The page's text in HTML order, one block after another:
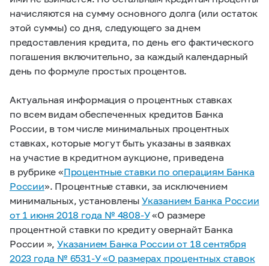
начисляются на сумму основного долга (или остаток
этой суммы) со дня, следующего за днем
предоставления кредита, по день его фактического
погашения включительно, за каждый календарный
день по формуле простых процентов.
Актуальная информация о процентных ставках
по всем видам обеспеченных кредитов Банка
России, в том числе минимальных процентных
ставках, которые могут быть указаны в заявках
на участие в кредитном аукционе, приведена
в рубрике «Процентные ставки по операциям Банка
России». Процентные ставки, за исключением
минимальных, установленыУказанием Банка России
от 1 июня 2018 года № 4808-У«О размере
процентной ставки по кредиту овернайт Банка
России »,Указанием Банка России от 18 сентября
2023 года № 6531-У «О размерах процентных ставок